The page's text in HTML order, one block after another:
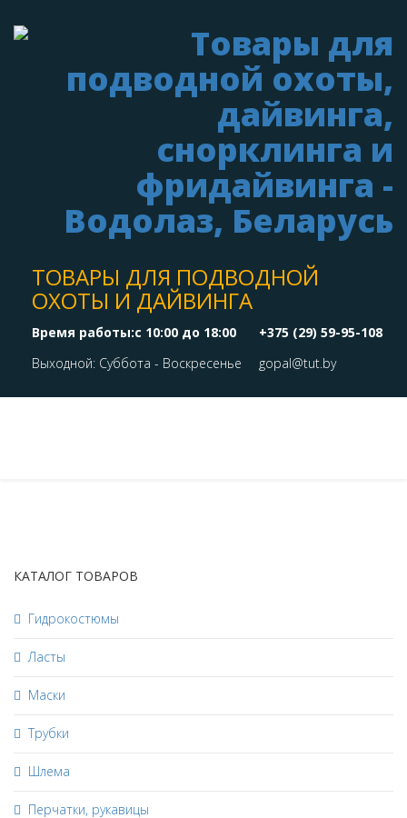
ТОВАРЫ ДЛЯ ПОДВОДНОЙ
ОХОТЫ И ДАЙВИНГА
Время работы:с 10:00 до 18:00
Выходной: Суббота - Воскресенье
+375 (29) 59-95-108
gopal@tut.by
КАТАЛОГ ТОВАРОВ
Гидрокостюмы
Ласты
Маски
Трубки
Шлема
Перчатки, рукавицы